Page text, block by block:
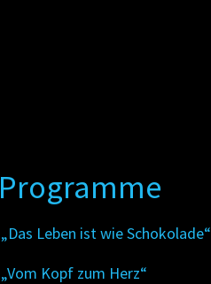
Programme
„Das Leben ist wie Schokolade“
„Vom Kopf zum Herz“